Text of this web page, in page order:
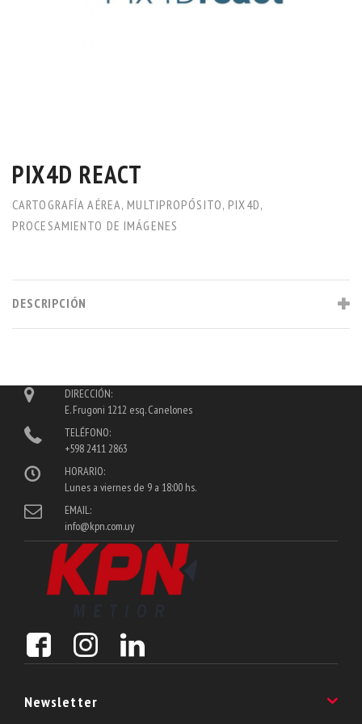
PIX4D REACT
CARTOGRAFÍA AÉREA, MULTIPROPÓSITO, PIX4D,
PROCESAMIENTO DE IMÁGENES
DESCRIPCIÓN
DIRECCIÓN:
E. Frugoni 1212 esq. Canelones
TELÉFONO:
+598 2411 2863
HORARIO:
Lunes a viernes de 9 a 18:00 hs.
EMAIL:
info@kpn.com.uy
Newsletter